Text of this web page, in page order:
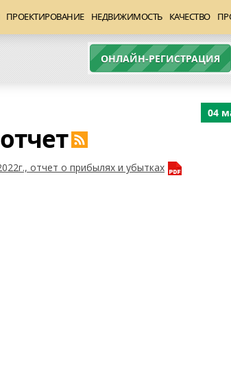
ПРОЕКТИРОВАНИЕ НЕДВИЖИМОСТЬ КАЧЕСТВО
ОНЛАЙН-РЕГИСТРАЦИЯ
04
отчет о прибылях и убытках